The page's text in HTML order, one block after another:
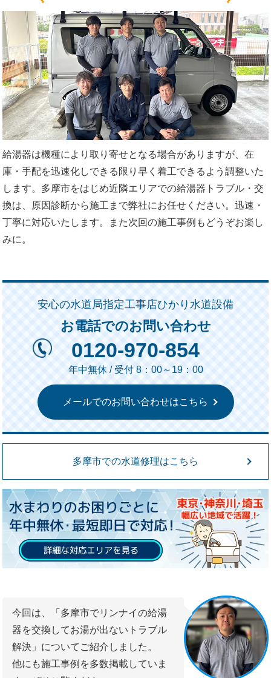
給湯器は機種により取り寄せとなる場合がありますが、在
庫・手配を迅速化しできる限り早く着工できるよう調整いた
します。多摩市をはじめ近隣エリアでの給湯器トラブル・交
換は、原因診断から施工まで弊社にお任せください。迅速・
丁寧に対応いたします。また次回の施工事例もどうぞお楽し
みに。
安心の水道局指定工事店ひかり水道設備
お電話でのお問い合わせ
0120-970-854
年中無休 / 受付 8：00～19：00
メールでのお問い合わせはこちら
多摩市での水道修理はこちら
今回は、「多摩市でリンナイの給湯
器を交換してお湯が出ないトラブル
解決」についてご紹介しました。
他にも施工事例を多数掲載していま